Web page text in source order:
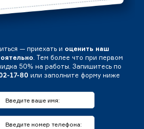
— приехать и оценить наш
. Тем более что при первом
50% на работы. Запишитесь по
17-80 или заполните форму ниже